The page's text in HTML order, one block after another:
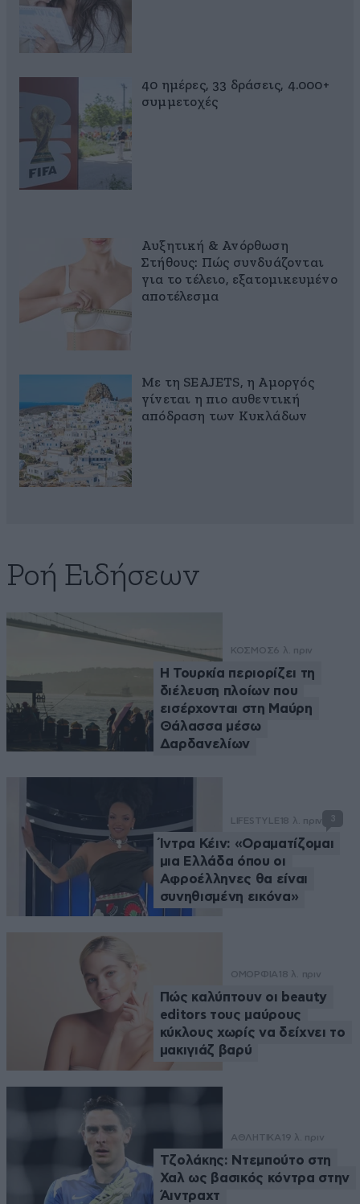
40 ημέρες, 33 δράσεις, 4.000+
συμμετοχές
Αυξητική & Ανόρθωση
Στήθους: Πώς συνδυάζονται
για το τέλειο, εξατομικευμένο
αποτέλεσμα
Με τη SEAJETS, η Αμοργός
γίνεται η πιο αυθεντική
απόδραση των Κυκλάδων
Ροή Ειδήσεων
ΚΟΣΜΟΣ6 λ. πριν
Η Τουρκία περιορίζει τη
διέλευση πλοίων που
εισέρχονται στη Μαύρη
Θάλασσα μέσω
Δαρδανελίων
LIFESTYLE 18 λ. πριν 3
Ίντρα Κέιν: «Οραματίζομαι
μια Ελλάδα όπου οι
Αφροέλληνες θα είναι
συνηθισμένη εικόνα»
ΟΜΟΡΦΙΑ 18 λ. πριν
Πώς καλύπτουν οι beauty
editors τους μαύρους
κύκλους χωρίς να δείχνει το
μακιγιάζ βαρύ
ΑΘΛΗΤΙΚΑ 19 λ. πριν
Τζολάκης: Ντεμπούτο στη
Χαλ ως βασικός κόντρα στην
Άιντραχτ